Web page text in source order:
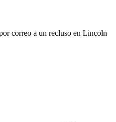
correo a un recluso en Lincoln